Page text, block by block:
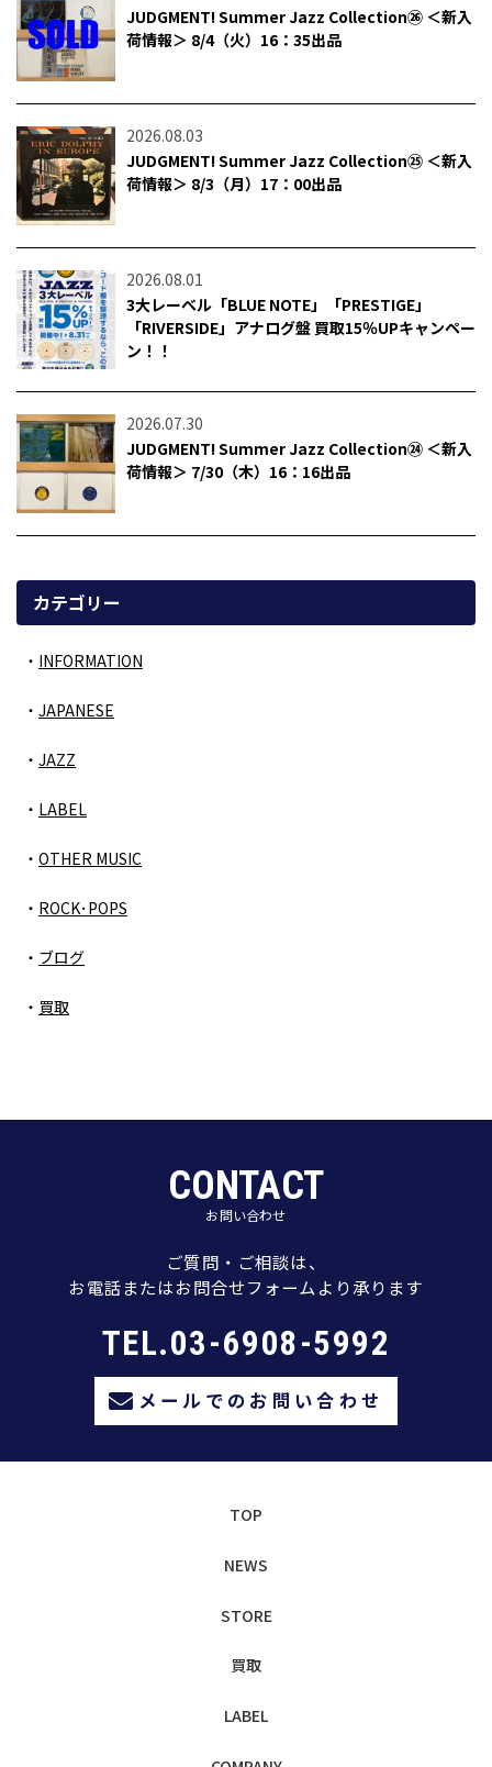
JUDGMENT! Summer Jazz Collection㉖ ＜新入
荷情報＞ 8/4（火）16：35出品
2026.08.03
JUDGMENT! Summer Jazz Collection㉕ ＜新入
荷情報＞ 8/3（月）17：00出品
2026.08.01
3大レーベル「BLUE NOTE」「PRESTIGE」
「RIVERSIDE」アナログ盤 買取15％UPキャンペー
ン！！
2026.07.30
JUDGMENT! Summer Jazz Collection㉔ ＜新入
荷情報＞ 7/30（木）16：16出品
カテゴリー
INFORMATION
JAPANESE
JAZZ
LABEL
OTHER MUSIC
ROCK･POPS
ブログ
買取
CONTACT
お問い合わせ
ご質問・ご相談は、
お電話またはお問合せフォームより承ります
TEL.03-6908-5992
メールでのお問い合わせ
TOP
NEWS
STORE
買取
LABEL